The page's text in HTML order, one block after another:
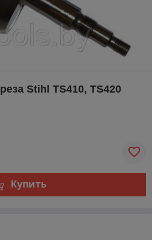
Stihl TS410, TS420
Купить